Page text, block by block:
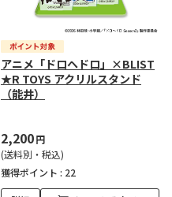
アニメ「ドロヘドロ」×BLIST
★R TOYS アクリルスタンド
（能井）
2,200円
(送料別・税込)
獲得ポイント : 22